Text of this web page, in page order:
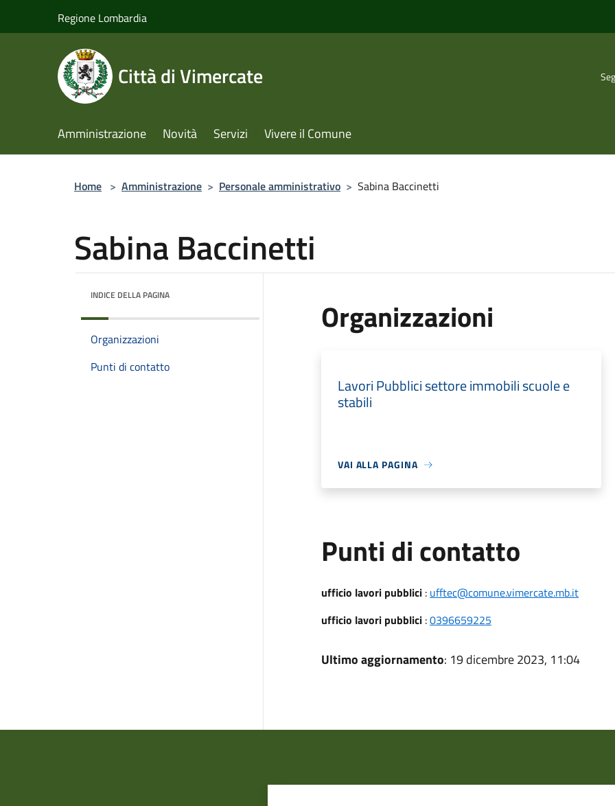
Regione Lombardia
Città di Vimercate
Amministrazione Novità Servizi Vivere il Comune
Home > Amministrazione > Personale amministrativo > Sabina Baccinetti
Sabina Baccinetti
INDICE DELLA PAGINA
Organizzazioni
Punti di contatto
Organizzazioni
Lavori Pubblici settore immobili scuole e
stabili
VAI ALLA PAGINA
Punti di contatto
ufficio lavori pubblici: ufftec@comune.vimercate.mb.it
ufficio lavori pubblici :0396659225
Ultimo aggiornamento: 19 dicembre 2023, 11:04